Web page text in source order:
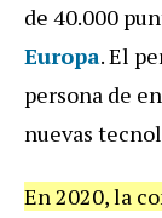
de 40.000
Europa. El
persona de
nuevas
En 2020, la